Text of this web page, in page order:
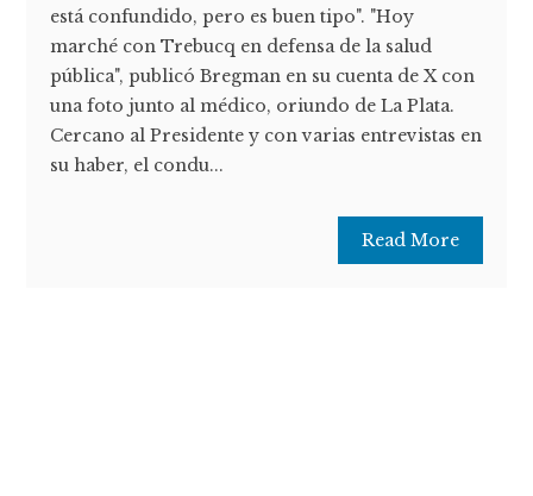
está confundido, pero es buen tipo". "Hoy
marché con Trebucq en defensa de la salud
pública", publicó Bregman en su cuenta de X con
una foto junto al médico, oriundo de La Plata.
Cercano al Presidente y con varias entrevistas en
su haber, el condu...
Read More